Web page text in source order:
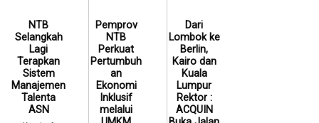
NTB
Selangkah
Lagi
Terapkan
Sistem
Manajemen
Talenta
ASN
Pemprov
NTB
Perkuat
Pertumbuh
an
Ekonomi
Inklusif
melalui
Dari
Lombok ke
Berlin,
Kairo dan
Kuala
Lumpur
Rektor :
ACQUIN